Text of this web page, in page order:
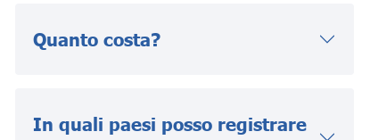
Quanto costa?
In quali paesi posso registrare